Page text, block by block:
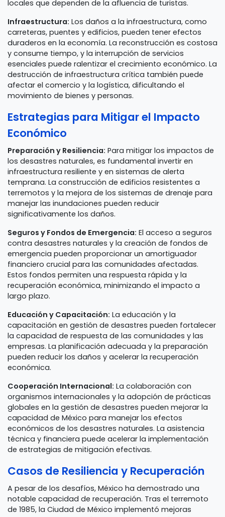
locales que dependen de la afluencia de turistas.
Infraestructura: Los daños a la infraestructura, como
carreteras, puentes y edificios, pueden tener efectos
duraderos en la economía. La reconstrucción es costosa
y consume tiempo, y la interrupción de servicios
esenciales puede ralentizar el crecimiento económico. La
destrucción de infraestructura crítica también puede
afectar el comercio y la logística, dificultando el
movimiento de bienes y personas.
Estrategias para Mitigar el Impacto
Económico
Preparación y Resiliencia: Para mitigar los impactos de
los desastres naturales, es fundamental invertir en
infraestructura resiliente y en sistemas de alerta
temprana. La construcción de edificios resistentes a
terremotos y la mejora de los sistemas de drenaje para
manejar las inundaciones pueden reducir
significativamente los daños.
Seguros y Fondos de Emergencia: El acceso a seguros
contra desastres naturales y la creación de fondos de
emergencia pueden proporcionar un amortiguador
financiero crucial para las comunidades afectadas.
Estos fondos permiten una respuesta rápida y la
recuperación económica, minimizando el impacto a
largo plazo.
Educación y Capacitación: La educación y la
capacitación en gestión de desastres pueden fortalecer
la capacidad de respuesta de las comunidades y las
empresas. La planificación adecuada y la preparación
pueden reducir los daños y acelerar la recuperación
económica.
Cooperación Internacional: La colaboración con
organismos internacionales y la adopción de prácticas
globales en la gestión de desastres pueden mejorar la
capacidad de México para manejar los efectos
económicos de los desastres naturales. La asistencia
técnica y financiera puede acelerar la implementación
de estrategias de mitigación efectivas.
Casos de Resiliencia y Recuperación
A pesar de los desafíos, México ha demostrado una
notable capacidad de recuperación. Tras el terremoto
de 1985, la Ciudad de México implementó mejoras